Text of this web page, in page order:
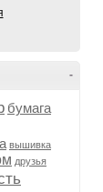
-
бумага
вышивка
друзья